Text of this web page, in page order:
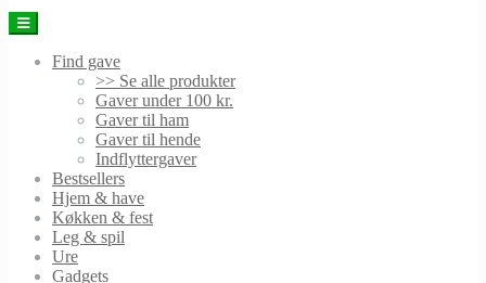
Find gave
>> Se alle produkter
Gaver under 100 kr.
Gaver til ham
Gaver til hende
Indflyttergaver
Bestsellers
Hjem & have
Køkken & fest
Leg & spil
Ure
Gadgets